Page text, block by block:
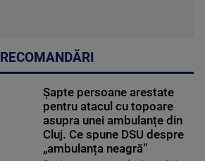
RECOMANDĂRI
Șapte persoane arestate
pentru atacul cu topoare
asupra unei ambulanțe din
Cluj. Ce spune DSU despre
„ambulanța neagră”